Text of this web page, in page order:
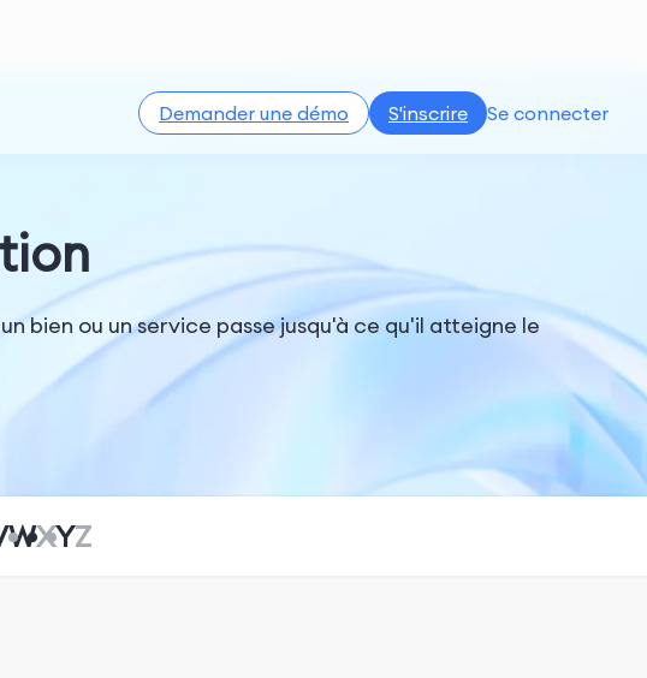
Demander une démo S'inscrire Se connecter
bien ou un service passe jusqu'à ce qu'il atteigne le
WXYZ